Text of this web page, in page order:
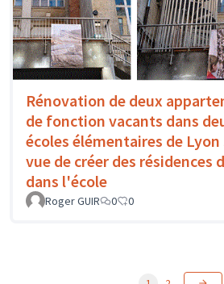
Rénovation de deux
de fonction vacants dans
écoles élémentaires de Lyon
vue de créer des résidences
dans l'école
Roger GUIR 0 0